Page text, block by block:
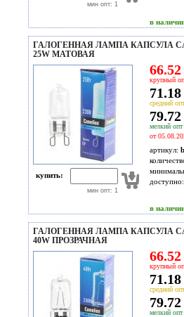
мин опт: 1
в
ГАЛОГЕННАЯ ЛАМПА КАПСУЛА
25W МАТОВАЯ
купить:
мин опт: 1
66.52
крупный
средний
мелкий опт
от
артикул:
доступно:
в
ГАЛОГЕННАЯ ЛАМПА КАПСУЛА
40W ПРОЗРАЧНАЯ
66.52
крупный
средний
мелкий опт